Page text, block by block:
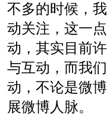
不多的时候，
动关注，这一
动，其实目前
与互动，而我
动，不论是微
展微博人脉。